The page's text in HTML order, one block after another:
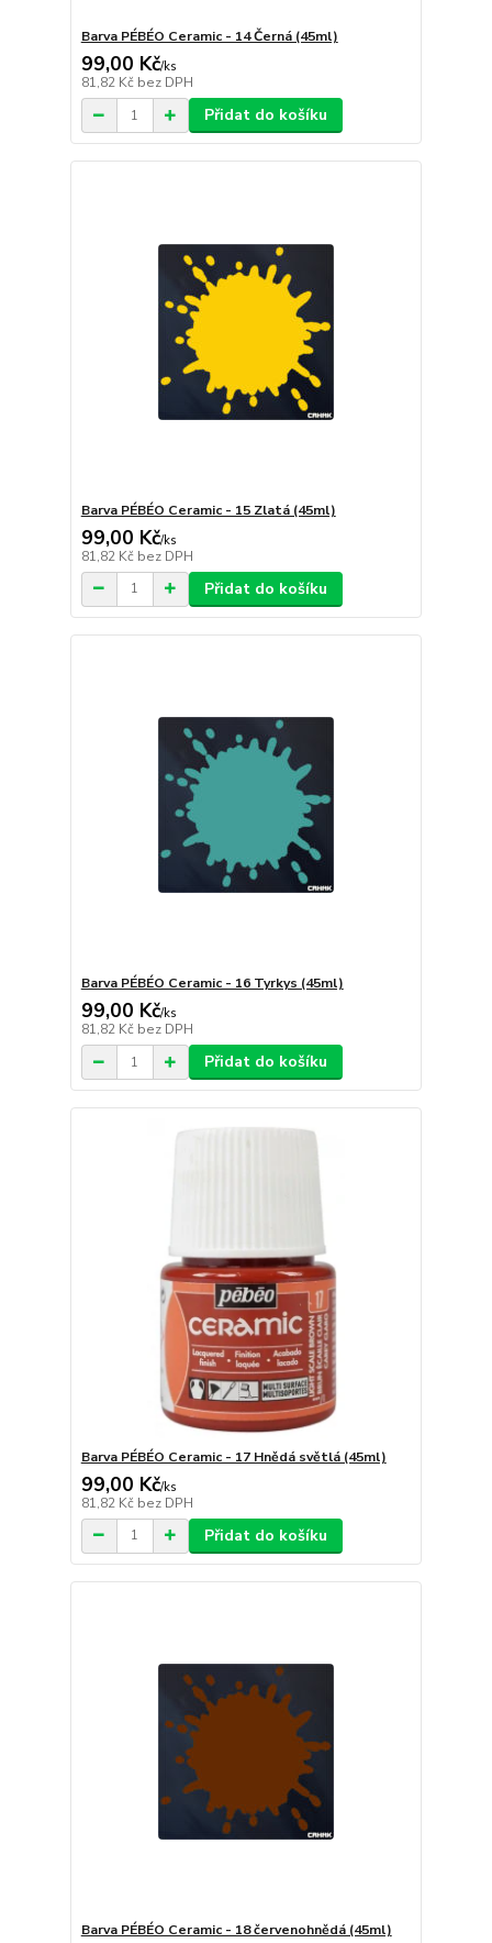
Barva PÉBÉO Ceramic - 14 Černá (45ml)
99,00 Kč/ks
81,82 Kč bez DPH
Přidat do košíku
Barva PÉBÉO Ceramic - 15 Zlatá (45ml)
99,00 Kč/ks
81,82 Kč bez DPH
Přidat do košíku
Barva PÉBÉO Ceramic - 16 Tyrkys (45ml)
99,00 Kč/ks
81,82 Kč bez DPH
Přidat do košíku
Barva PÉBÉO Ceramic - 17 Hnědá světlá (45ml)
99,00 Kč/ks
81,82 Kč bez DPH
Přidat do košíku
Barva PÉBÉO Ceramic - 18 červenohnědá (45ml)